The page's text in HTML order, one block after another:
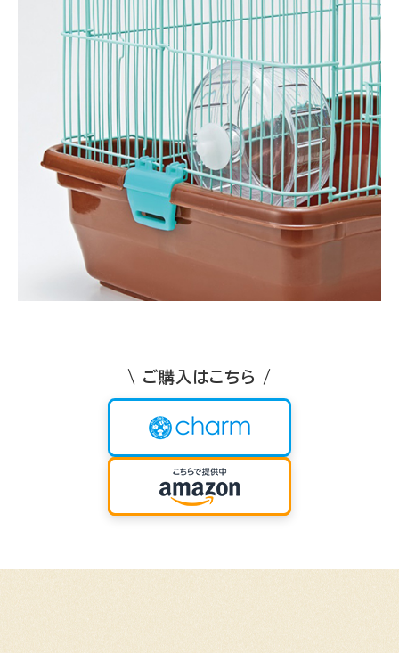
\ ご購入はこちら /